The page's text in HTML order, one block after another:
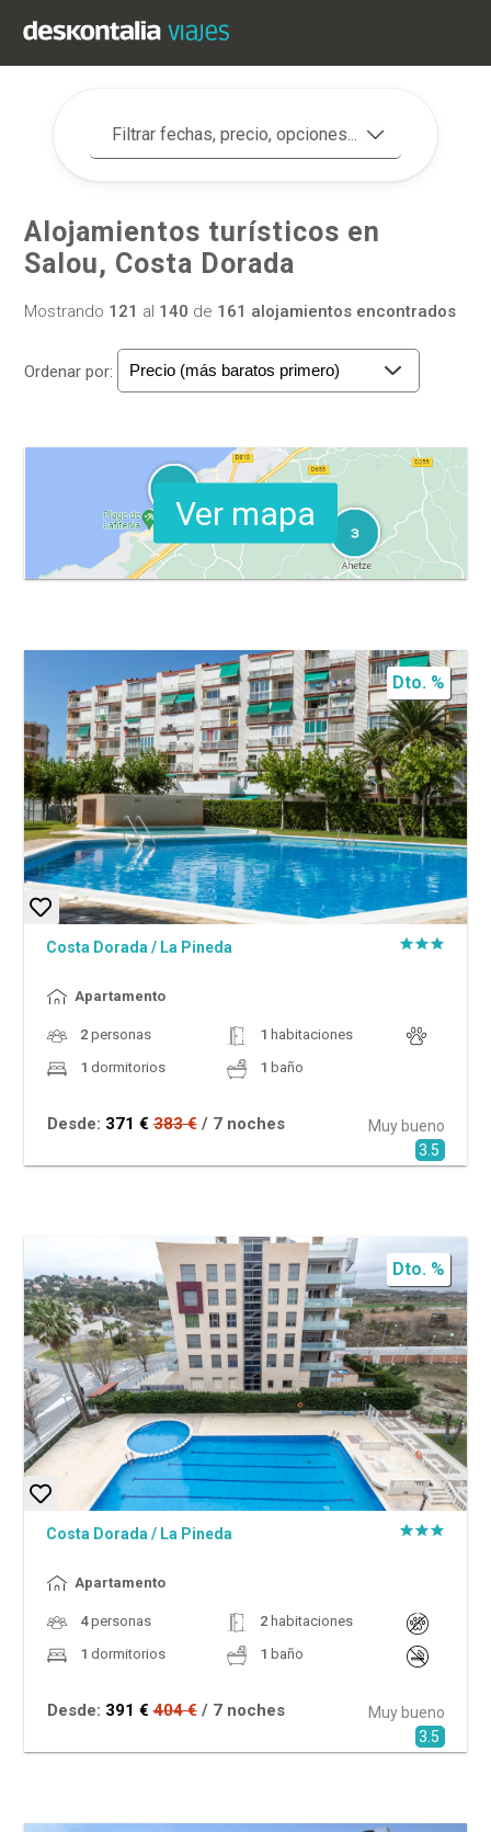
Filtrar fechas, precio, opciones...
Alojamientos turísticos en
Salou, Costa Dorada
Mostrando 121 al 140 de 161 alojamientos encontrados
Ordenar por:
Ver mapa
Dto. %
Costa Dorada / La Pineda
Apartamento
2personas 1 habitaciones
1 dormitorios 1 baño
Desde: 371 € 383 € / 7 noches
Muy bueno
3.5
Dto. %
Costa Dorada / La Pineda
Apartamento
4personas 2habitaciones
1 dormitorios 1 baño
Desde: 391 € 404 € / 7 noches
Muy bueno
3.5